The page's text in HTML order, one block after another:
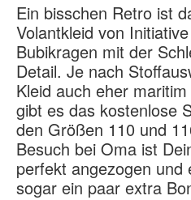
Ein bisschen Retro ist
Volantkleid von
Bubikragen mit der
Detail. Je nach
Kleid auch eher
gibt es das kostenlose
den Größen 110 und
Besuch bei Oma ist
perfekt angezogen und
sogar ein paar extra